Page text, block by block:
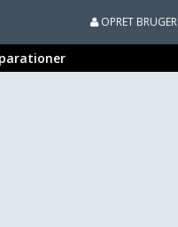
OPRET BRUGER